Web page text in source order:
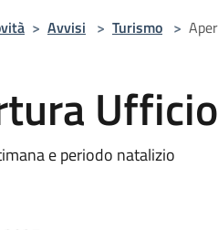
> Avvisi > Turismo >
e periodo natalizio